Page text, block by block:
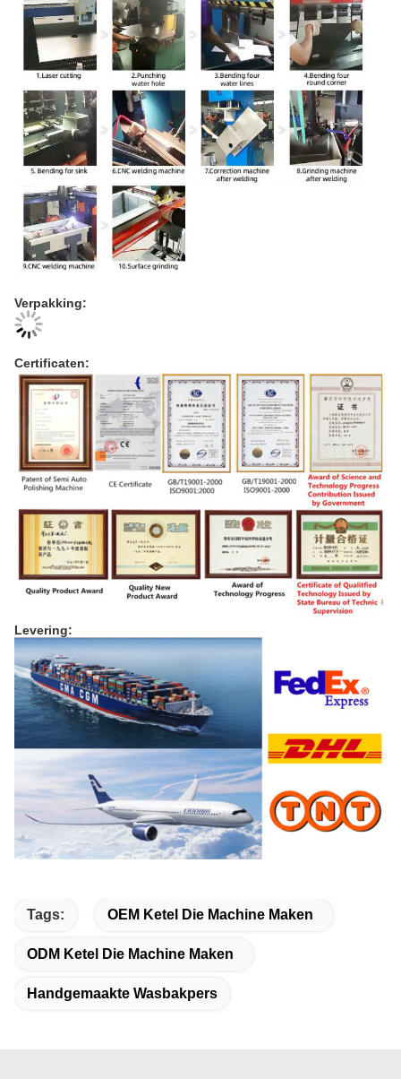
Verpakking:
Certificaten:
Levering:
Tags: OEM Ketel Die Machine Maken
ODM Ketel Die Machine Maken
Handgemaakte Wasbakpers